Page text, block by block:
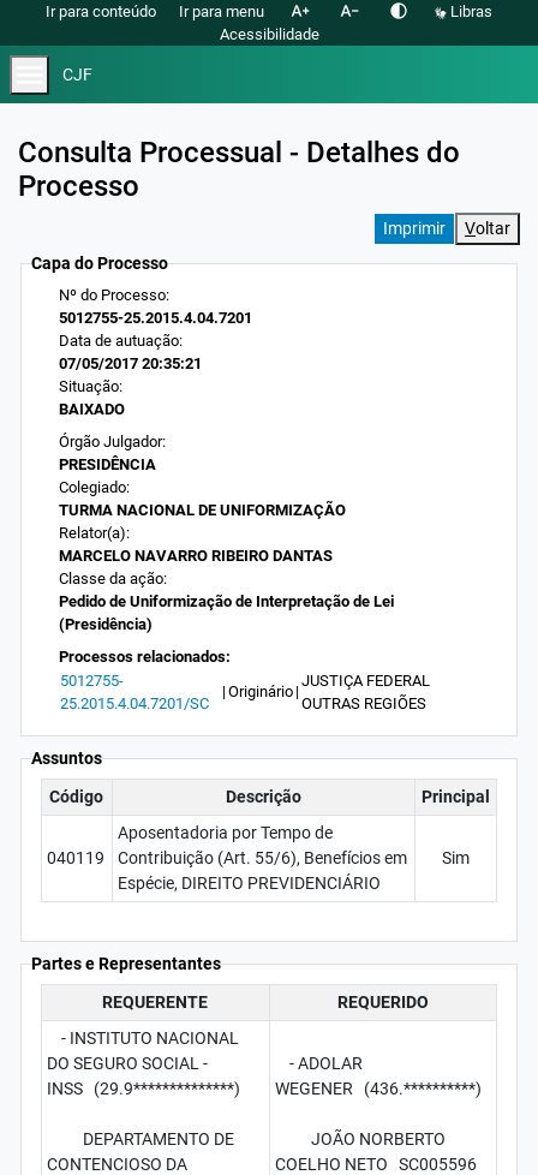
Ir para conteúdo Ir para menu text_increase text_decrease contrast
Libras
Acessibilidade
CJF
Consulta Processual - Detalhes do
Processo
Voltar
Capa do Processo
Nº do Processo:
5012755-25.2015.4.04.7201
Data de autuação:
07/05/2017 20:35:21
Situação:
BAIXADO
Órgão Julgador:
PRESIDÊNCIA
Colegiado:
TURMA NACIONAL DE UNIFORMIZAÇÃO
Relator(a):
MARCELO NAVARRO RIBEIRO DANTAS
Classe da ação:
Pedido de Uniformização de Interpretação de Lei
(Presidência)
Processos relacionados:
5012755-
25.2015.4.04.7201/SC
| Originário |
JUSTIÇA FEDERAL
OUTRAS REGIÕES
Assuntos
Código
Descrição Principal
040119
Aposentadoria por Tempo de
Contribuição (Art. 55/6), Benefícios em
Espécie, DIREITO PREVIDENCIÁRIO
Sim
Partes e Representantes
REQUERENTE
REQUERIDO
- INSTITUTO NACIONAL
DO SEGURO SOCIAL -
INSS (29.9**************)
DEPARTAMENTO DE
CONTENCIOSO DA
- ADOLAR
WEGENER (436.**********)
JOÃO NORBERTO
COELHO NETO SC005596